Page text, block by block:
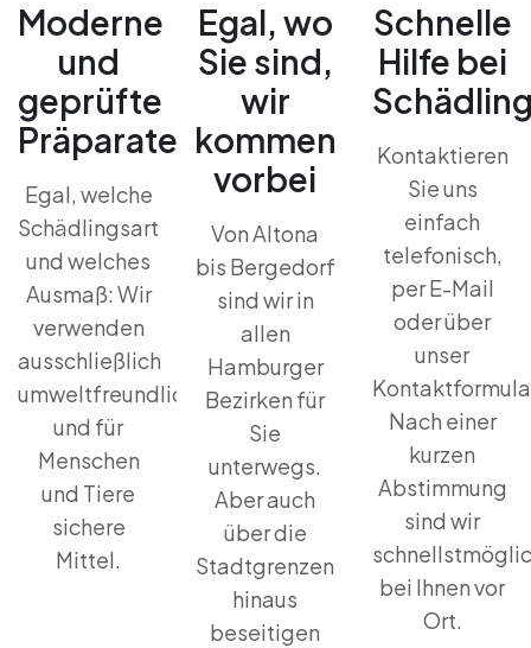
Moderne
und
geprüfte
Präparate
Egal, welche
Schädlingsart
und welches
Ausmaß: Wir
verwenden
ausschließlich
umweltfreundliche
und für
Menschen
und Tiere
sichere
Mittel.
Egal, wo
Sie sind,
wir
kommen
vorbei
Von Altona
bis Bergedorf
sind wir in
allen
Hamburger
Bezirken für
Sie
unterwegs.
Aber auch
über die
Stadtgrenzen
hinaus
beseitigen
Schnelle
Hilfe bei
Kontaktieren
Sie uns
einfach
telefonisch,
per E-Mail
oder über
unser
Nach einer
kurzen
Abstimmung
sind wir
bei Ihnen vor
Ort.